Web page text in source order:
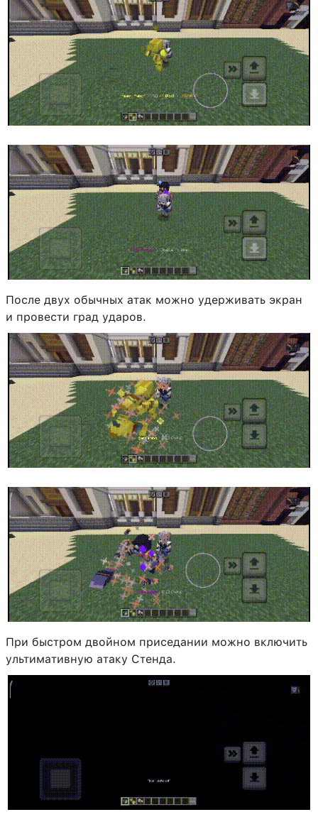
После двух обычных атак можно удерживать экран
и провести град ударов.
При быстром двойном приседании можно включить
ультимативную атаку Стенда.